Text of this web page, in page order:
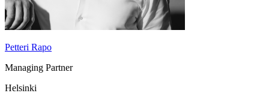
Petteri Rapo
Managing Partner
Helsinki